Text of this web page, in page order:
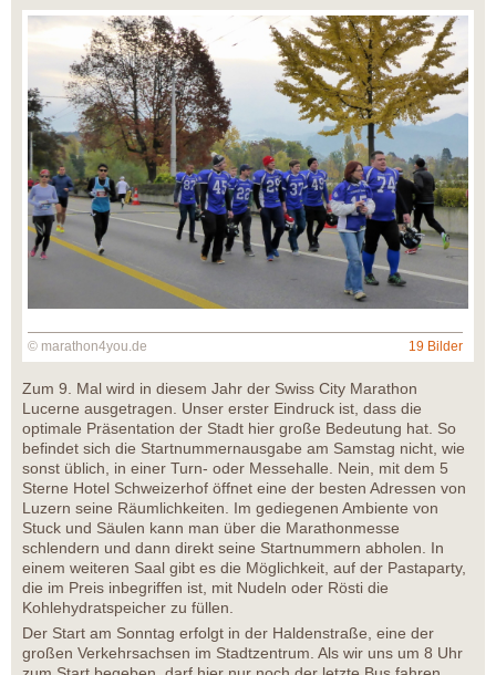
© marathon4you.de 19 Bilder
Zum 9. Mal wird in diesem Jahr der Swiss City Marathon
Lucerne ausgetragen. Unser erster Eindruck ist, dass die
optimale Präsentation der Stadt hier große Bedeutung hat. So
befindet sich die Startnummernausgabe am Samstag nicht, wie
sonst üblich, in einer Turn- oder Messehalle. Nein, mit dem 5
Sterne Hotel Schweizerhof öffnet eine der besten Adressen von
Luzern seine Räumlichkeiten. Im gediegenen Ambiente von
Stuck und Säulen kann man über die Marathonmesse
schlendern und dann direkt seine Startnummern abholen. In
einem weiteren Saal gibt es die Möglichkeit, auf der Pastaparty,
die im Preis inbegriffen ist, mit Nudeln oder Rösti die
Kohlehydratspeicher zu füllen.
Der Start am Sonntag erfolgt in der Haldenstraße, eine der
großen Verkehrsachsen im Stadtzentrum. Als wir uns um 8 Uhr